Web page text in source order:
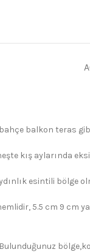
balkon teras
kış aylarında
esintili bölge
5.5 cm 9 cm